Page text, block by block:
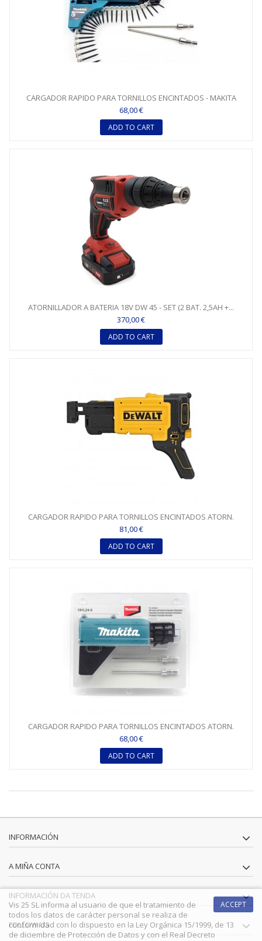
CARGADOR RAPIDO PARA TORNILLOS ENCINTADOS - MAKITA
68,00 €
ADD TO CART
ATORNILLADOR A BATERIA 18V DW 45 - SET (2 BAT. 2,5AH +...
370,00 €
ADD TO CART
CARGADOR RAPIDO PARA TORNILLOS ENCINTADOS ATORN.
DCF620 -...
81,00 €
ADD TO CART
CARGADOR RAPIDO PARA TORNILLOS ENCINTADOS ATORN.
DCF620 -...
68,00 €
ADD TO CART
INFORMACIÓN
A MIÑA CONTA
INFORMACIÓN DA TENDA
FOLLOW US
ACCEPT
Vis 25 SL informa al usuario de que el tratamiento de
todos los datos de carácter personal se realiza de
conformidad con lo dispuesto en la Ley Orgánica 15/1999, de 13
de diciembre de Protección de Datos y con el Real Decreto